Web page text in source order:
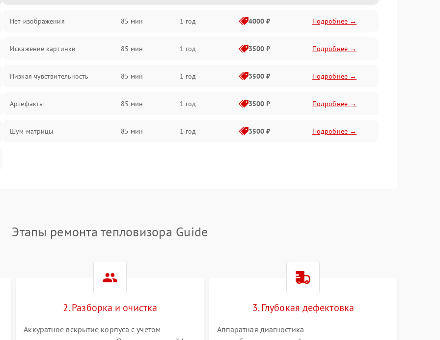
Нет изображения 85 мин 1 год 4000 ₽ Подробнее →
Искажение картинки 85 мин 1 год 3500 ₽ Подробнее →
Низкая чувствительность 85 мин 1 год 3500 ₽ Подробнее →
Артефакты 85 мин 1 год 3500 ₽ Подробнее →
Шум матрицы 85 мин 1 год 3500 ₽ Подробнее →
Этапы ремонта тепловизора Guide
2. Разборка и очистка
Аккуратное вскрытие корпуса с учетом
3. Глубокая дефектовка
Аппаратная диагностика